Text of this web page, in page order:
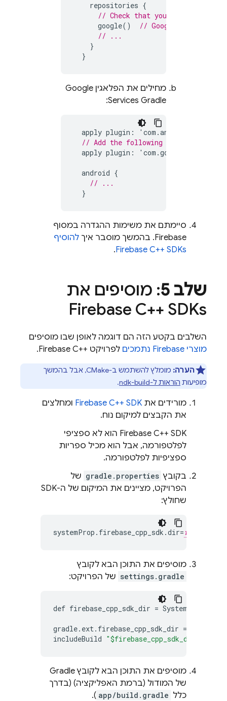
repositories {
// Check that you have the
google()
// Google's Maven
// ...
}
}
מחילים את הפלאגין Google
Services Gradle:
apply plugin : ' com .android
// Add the following line:
apply plugin : ' com .google
android {
// ...
}
סיימתם את משימות ההגדרה במסוף
Firebase. בהמשך מוסבר איך להוסיף
Firebase C++ SDKs
.
שלב 5
: מוסיפים את
Firebase C++ SDKs
השלבים בקטע הזה הם דוגמה לאופן שבו מוסיפים
מוצרי Firebase נתמכים
לפרויקט Firebase C++‎.
הערה:
מומלץ להשתמש ב-CMake, אבל בהמשך
מופיעות הוראות ל-ndk-build .
מורידים את Firebase C++ SDK
ומחלצים
את הקבצים למיקום נוח.
Firebase C++
SDK הוא לא ספציפי
לפלטפורמה, אבל הוא מכיל ספריות
ספציפיות לפלטפורמה.
בקובץ gradle.properties של
הפרויקט, מציינים את המיקום של ה-SDK
שחולץ:
systemProp . firebase_cpp_sdk .dir=full-path-
מוסיפים את התוכן הבא לקובץ
settings.gradle של הפרויקט:
def firebase_cpp_sdk_dir = System
gradle. ext. firebase_cpp_sdk_dir =
includeBuild "$firebase_cpp_sdk_dir"
מוסיפים את התוכן הבא לקובץ Gradle
של המודול (ברמת האפליקציה) (בדרך
כלל app/build.gradle
).